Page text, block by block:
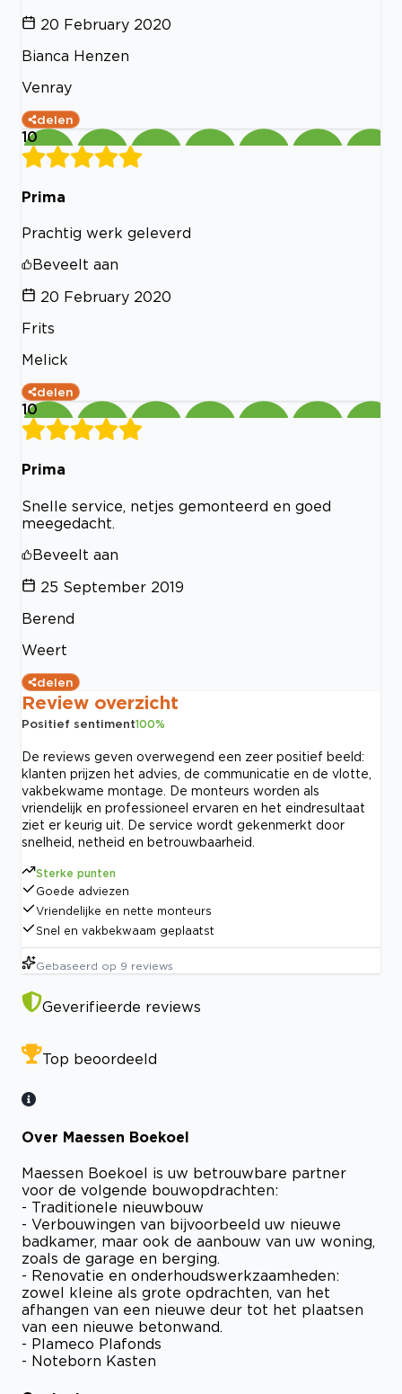
20 February 2020
Bianca Henzen
Venray
delen
10
Prima
Prachtig werk geleverd
Beveelt aan
20 February 2020
Frits
Melick
delen
10
Prima
Snelle service, netjes gemonteerd en goed
meegedacht.
Beveelt aan
25 September 2019
Berend
Weert
delen
Review overzicht
Positief sentiment100%
De reviews geven overwegend een zeer positief beeld:
klanten prijzen het advies, de communicatie en de vlotte,
vakbekwame montage. De monteurs worden als
vriendelijk en professioneel ervaren en het eindresultaat
ziet er keurig uit. De service wordt gekenmerkt door
snelheid, netheid en betrouwbaarheid.
Sterke punten
Goede adviezen
Vriendelijke en nette monteurs
Snel en vakbekwaam geplaatst
Gebaseerd op 9 reviews
Geverifieerde reviews
Top beoordeeld
Over Maessen Boekoel
Maessen Boekoel is uw betrouwbare partner
voor de volgende bouwopdrachten:
- Traditionele nieuwbouw
- Verbouwingen van bijvoorbeeld uw nieuwe
badkamer, maar ook de aanbouw van uw woning,
zoals de garage en berging.
- Renovatie en onderhoudswerkzaamheden:
zowel kleine als grote opdrachten, van het
afhangen van een nieuwe deur tot het plaatsen
van een nieuwe betonwand.
- Plameco Plafonds
- Noteborn Kasten